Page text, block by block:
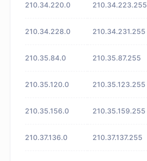
210.34.220.0 210.34.223.255
210.34.228.0 210.34.231.255
210.35.84.0 210.35.87.255
210.35.120.0 210.35.123.255
210.35.156.0 210.35.159.255
210.37.136.0 210.37.137.255